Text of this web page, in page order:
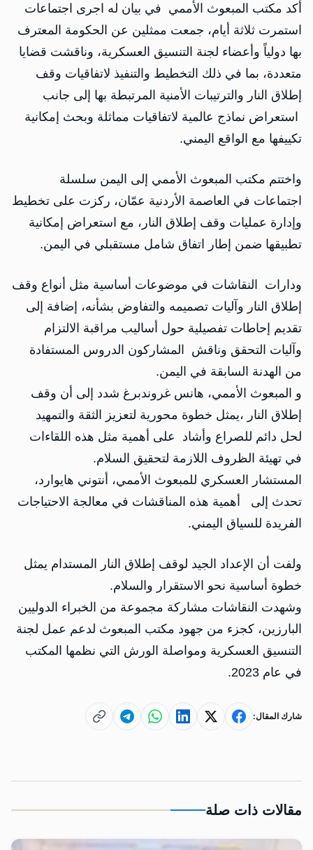
أكد مكتب المبعوث الأممي في بيان له اجرى اجتماعات
استمرت ثلاثة أيام، جمعت ممثلين عن الحكومة المعترف
بها دولياً وأعضاء لجنة التنسيق العسكرية، وناقشت قضايا
متعددة، بما في ذلك التخطيط والتنفيذ لاتفاقيات وقف
إطلاق النار والترتيبات الأمنية المرتبطة بها إلى جانب
استعراض نماذج عالمية لاتفاقيات مماثلة وبحث إمكانية
تكييفها مع الواقع اليمني.
واختتم مكتب المبعوث الأممي إلى اليمن سلسلة
اجتماعات في العاصمة الأردنية عمّان، ركزت على تخطيط
وإدارة عمليات وقف إطلاق النار، مع استعراض إمكانية
تطبيقها ضمن إطار اتفاق شامل مستقبلي في اليمن.
ودارات النقاشات في موضوعات أساسية مثل أنواع وقف
إطلاق النار وآليات تصميمه والتفاوض بشأنه، إضافة إلى
تقديم إحاطات تفصيلية حول أساليب مراقبة الالتزام
وآليات التحقق وناقش المشاركون الدروس المستفادة
من الهدنة السابقة في اليمن.
و المبعوث الأممي، هانس غروندبرغ شدد إلى أن وقف
إطلاق النار ،يمثل خطوة محورية لتعزيز الثقة والتمهيد
لحل دائم للصراع وأشاد على أهمية مثل هذه اللقاءات
في تهيئة الظروف اللازمة لتحقيق السلام.
المستشار العسكري للمبعوث الأممي، أنتوني هايوارد،
تحدث إلى أهمية هذه المناقشات في معالجة الاحتياجات
الفريدة للسياق اليمني.
ولفت أن الإعداد الجيد لوقف إطلاق النار المستدام يمثل
خطوة أساسية نحو الاستقرار والسلام.
وشهدت النقاشات مشاركة مجموعة من الخبراء الدوليين
البارزين، كجزء من جهود مكتب المبعوث لدعم عمل لجنة
التنسيق العسكرية ومواصلة الورش التي نظمها المكتب
في عام 2023.
شارك المقال:
مقالات ذات صلة